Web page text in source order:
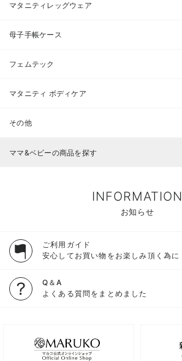
マタニティレッグウェア
母子手帳ケース
フェムテック
マタニティ ボディケア
その他
ママ&ベビーの商品を探す
INFORMATION
お知らせ
ご利用ガイド
安心してお買い物をお楽しみ頂く為に
Q＆A
よくある質問をまとめました